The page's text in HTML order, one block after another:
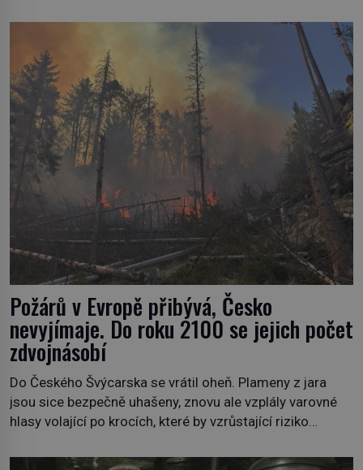
dokáže ovládat jen vývojově nesrovnatelně jednodušší
živočichy, než je člověk. Najít skutečné zombie není nic
nemožného ani v naší přírodě. […]
Požárů v Evropě přibývá, Česko
nevyjímaje. Do roku 2100 se jejich počet
zdvojnásobí
Do Českého Švýcarska se vrátil oheň. Plameny z jara
jsou sice bezpečně uhašeny, znovu ale vzplály varovné
hlasy volající po krocích, které by vzrůstající riziko
požáry už nejsou problémem pouze vzdáleného